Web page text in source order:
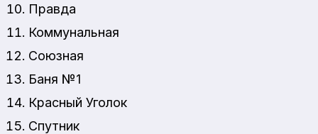
Правда
Коммунальная
Союзная
Баня №1
Красный Уголок
Спутник